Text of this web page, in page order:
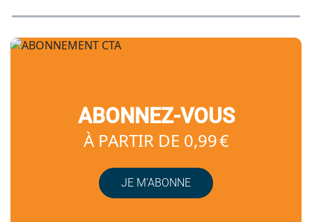
ABONNEZ-VOUS
À PARTIR DE 0,99 €
JE M’ABONNE